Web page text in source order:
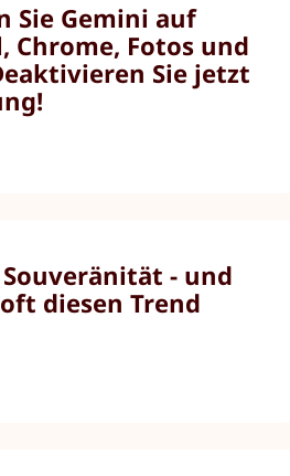
Sie Gemini auf
Chrome, Fotos und
Sie jetzt
- und
diesen Trend